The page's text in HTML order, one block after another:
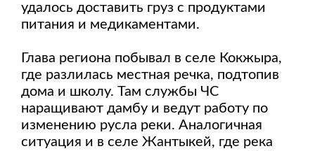
удалось доставить груз с продуктами
питания и медикаментами.
Глава региона побывал в селе Кокжыра,
где разлилась местная речка, подтопив
дома и школу. Там службы ЧС
наращивают дамбу и ведут работу по
изменению русла реки. Аналогичная
ситуация и в селе Жантыкей, где река